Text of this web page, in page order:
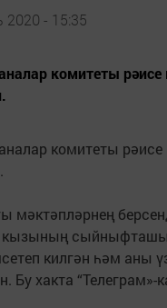
2020 - 15:35
комитеты
комитеты
мәктәпләрнең
кызының
килгән һәм аны
Бу хакта “Телеграм»-